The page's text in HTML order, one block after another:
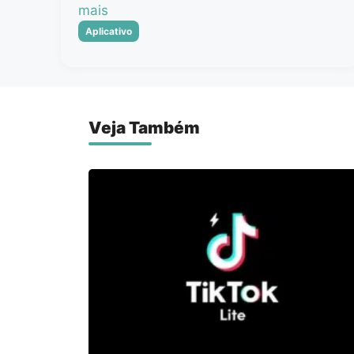
mais
Categorias
Aplicativo
Veja Também